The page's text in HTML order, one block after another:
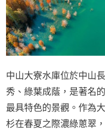
中山大寮水庫位於中山
秀、綠葉成蔭，是著名
最具特色的景觀。作為
杉在春夏之際濃綠蔥翠